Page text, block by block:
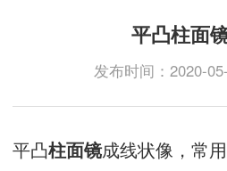
平凸柱面
发布时间：2020-
平凸柱面镜成线状像，常